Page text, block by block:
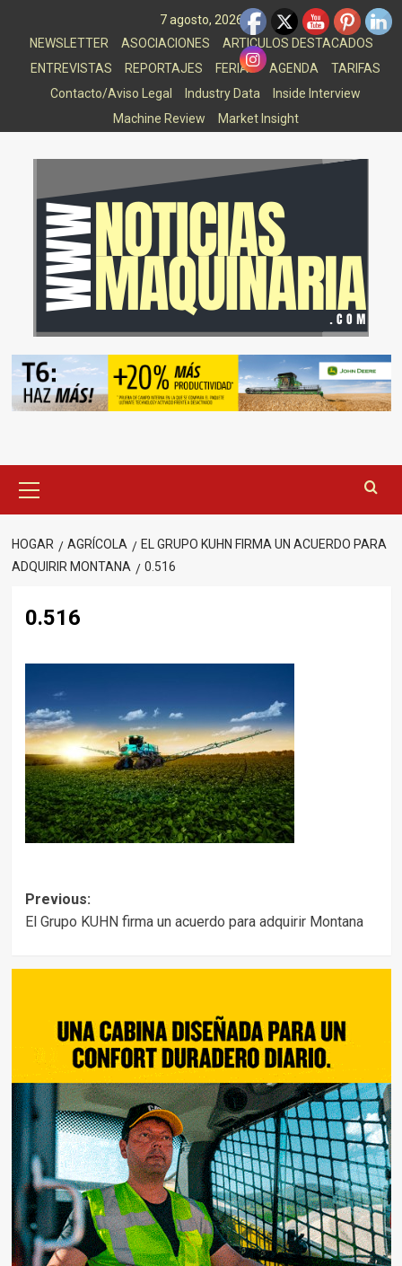
7 agosto, 2026
NEWSLETTER
ASOCIACIONES
ARTICULOS DESTACADOS
ENTREVISTAS
REPORTAJES FERIAS AGENDA
TARIFAS
Contacto/Aviso Legal
Industry Data
Inside Interview
Machine Review
Market Insight
principal
HOGAR AGRÍCOLA
EL GRUPO KUHN FIRMA UN ACUERDO PARA
ADQUIRIR MONTANA
0.516
0.516
Post
navigation
Previous:
El Grupo KUHN firma un acuerdo para adquirir Montana